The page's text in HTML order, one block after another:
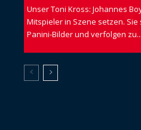
Unser Toni Kross: Johannes
Mitspieler in Szene setzen.
Panini-Bilder und verfolgen zu...